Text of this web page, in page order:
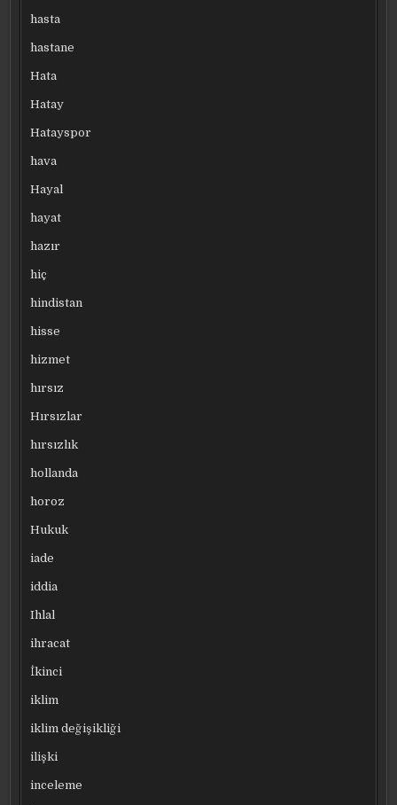
hasta
hastane
Hata
Hatay
Hatayspor
hava
Hayal
hayat
hazır
hiç
hindistan
hisse
hizmet
hırsız
Hırsızlar
hırsızlık
hollanda
horoz
Hukuk
iade
iddia
Ihlal
ihracat
İkinci
iklim
iklim değişikliği
ilişki
inceleme